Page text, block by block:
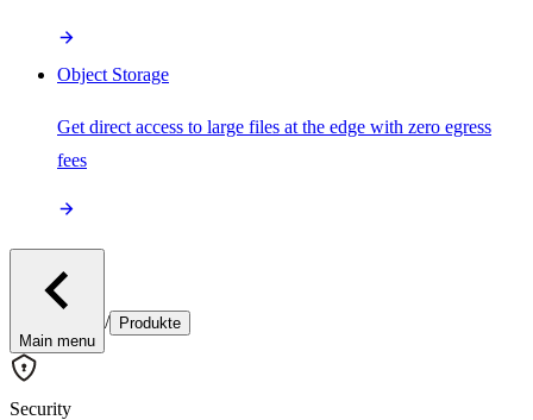
Object Storage
Get direct access to large files at the edge with zero egress
fees
Main menu
/ Produkte
Security